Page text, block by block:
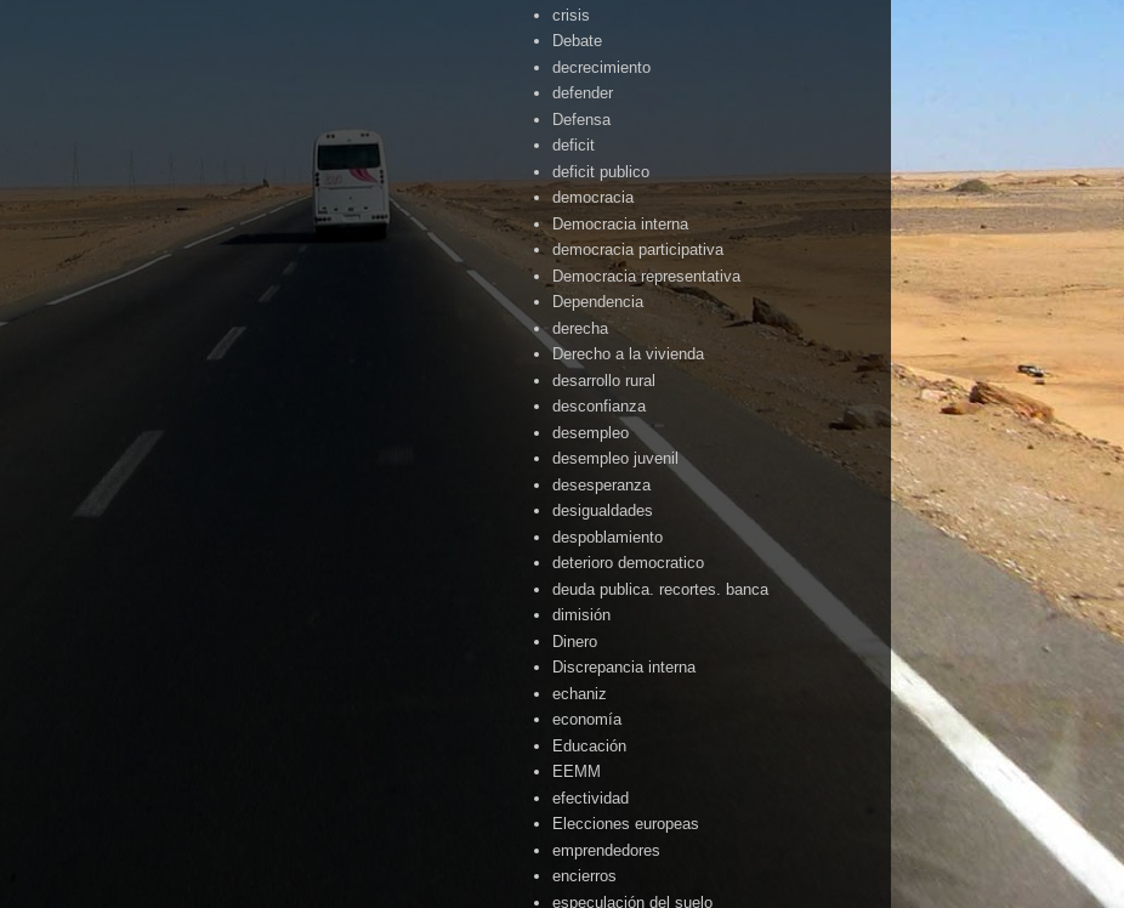
crisis
Debate
decrecimiento
defender
Defensa
deficit
deficit publico
democracia
Democracia interna
democracia participativa
Democracia representativa
Dependencia
derecha
Derecho a la vivienda
desarrollo rural
desconfianza
desempleo
desempleo juvenil
desesperanza
desigualdades
despoblamiento
deterioro democratico
deuda publica. recortes. banca
dimisión
Dinero
Discrepancia interna
echaniz
economía
Educación
EEMM
efectividad
Elecciones europeas
emprendedores
encierros
especulación del suelo